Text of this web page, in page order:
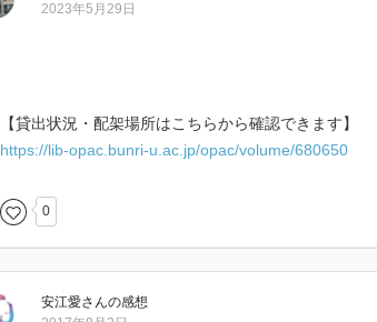
2023年5月29日
【貸出状況・配架場所はこちらから確認できます】
https://lib-opac.bunri-u.ac.jp/opac/volume/680650
0
安江愛さんの感想